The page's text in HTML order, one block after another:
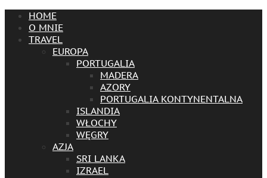
HOME
O MNIE
TRAVEL
EUROPA
PORTUGALIA
MADERA
AZORY
PORTUGALIA KONTYNENTALNA
ISLANDIA
WŁOCHY
WĘGRY
AZJA
SRI LANKA
IZRAEL